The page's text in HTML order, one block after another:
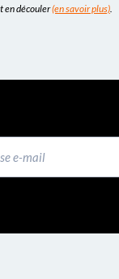
en découler(en savoir plus).